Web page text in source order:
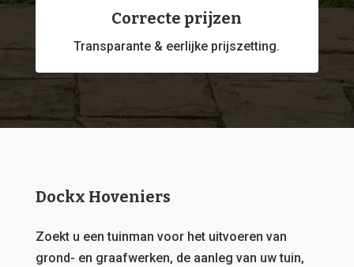
Correcte prijzen
Transparante & eerlijke prijszetting.
Dockx Hoveniers
Zoekt u een tuinman voor het uitvoeren van
grond- en graafwerken, de aanleg van uw tuin,